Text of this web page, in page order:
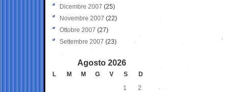
Dicembre 2007 (25)
Novembre 2007 (22)
Ottobre 2007 (27)
Settembre 2007 (23)
Agosto 2026
L M M G V S
D
1
2